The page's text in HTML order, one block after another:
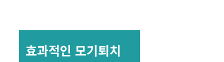
효과적인 모기퇴치